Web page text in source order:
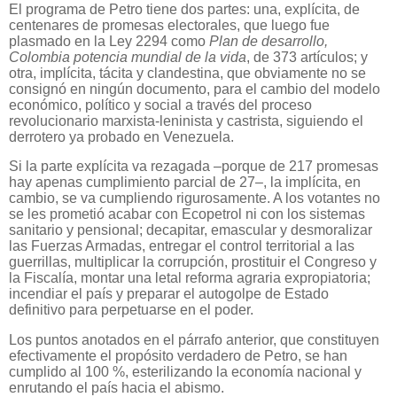
El programa de Petro tiene dos partes: una, explícita, de
centenares de promesas electorales, que luego fue
plasmado en la Ley 2294 como Plan de desarrollo,
Colombia potencia mundial de la vida, de 373 artículos; y
otra, implícita, tácita y clandestina, que obviamente no se
consignó en ningún documento, para el cambio del modelo
económico, político y social a través del proceso
revolucionario marxista-leninista y castrista, siguiendo el
derrotero ya probado en Venezuela.
Si la parte explícita va rezagada –porque de 217 promesas
hay apenas cumplimiento parcial de 27–, la implícita, en
cambio, se va cumpliendo rigurosamente. A los votantes no
se les prometió acabar con Ecopetrol ni con los sistemas
sanitario y pensional; decapitar, emascular y desmoralizar
las Fuerzas Armadas, entregar el control territorial a las
guerrillas, multiplicar la corrupción, prostituir el Congreso y
la Fiscalía, montar una letal reforma agraria expropiatoria;
incendiar el país y preparar el autogolpe de Estado
definitivo para perpetuarse en el poder.
Los puntos anotados en el párrafo anterior, que constituyen
efectivamente el propósito verdadero de Petro, se han
cumplido al 100 %, esterilizando la economía nacional y
enrutando el país hacia el abismo.